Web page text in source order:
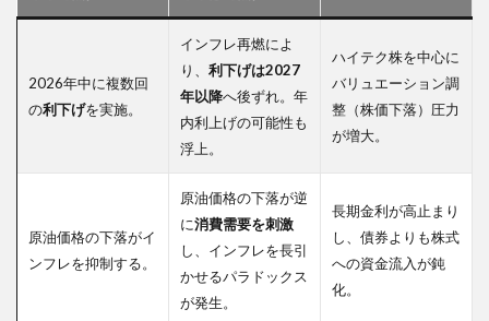
2026年中に複数回
の利下げを実施。
インフレ再燃によ
り、 利下げは2027
年以降へ後ずれ。年
内利上げの可能性も
浮上。
ハイテク株を中心に
バリュエーション調
整（株価下落）圧力
が増大。
原油価格の下落がイ
ンフレを抑制する。
原油価格の下落が逆
に消費需要を刺激
し、インフレを長引
かせるパラドックス
が発生。
長期金利が高止まり
し、債券よりも株式
への資金流入が鈍
化。